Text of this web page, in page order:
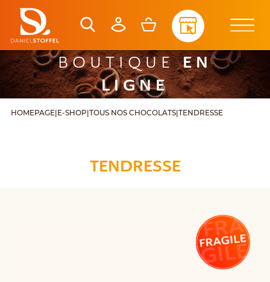
BOUTIQUEEN
LIGNE
HOMEPAGE| E-SHOP TOUS NOS CHOCOLATS| TENDRESSE
TENDRESSE